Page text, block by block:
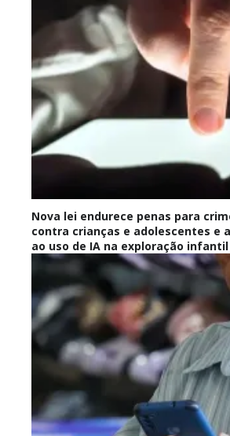
Nova lei endurece penas para
contra crianças e adolescentes e
ao uso de IA na exploração infantil